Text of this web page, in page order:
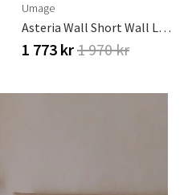
Umage
Asteria Wall Short Wall Lamp Steel,Acrylic Black
1 773 kr1 970 kr